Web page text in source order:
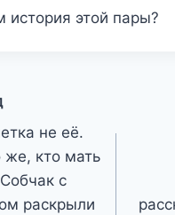
история этой пары?
не её.
же, кто мать
с
раскрыли